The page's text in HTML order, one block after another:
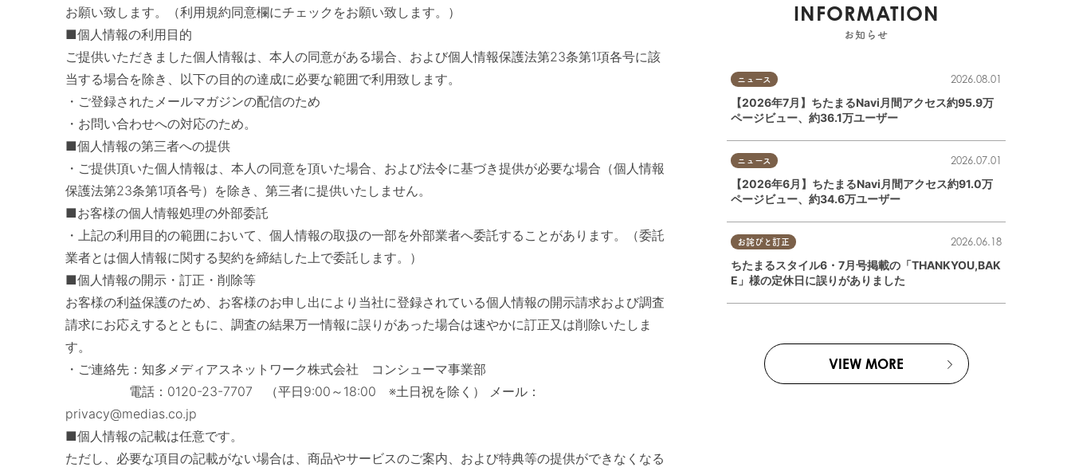
お願い致します。（利用規約同意欄にチェックをお願い致します。）
■個人情報の利用目的
ご提供いただきました個人情報は、本人の同意がある場合、および個人情報保護法第23条第1項各号に該
当する場合を除き、以下の目的の達成に必要な範囲で利用致します。
・ご登録されたメールマガジンの配信のため
・お問い合わせへの対応のため。
■個人情報の第三者への提供
・ご提供頂いた個人情報は、本人の同意を頂いた場合、および法令に基づき提供が必要な場合（個人情報
保護法第23条第1項各号）を除き、第三者に提供いたしません。
■お客様の個人情報処理の外部委託
・上記の利用目的の範囲において、個人情報の取扱の一部を外部業者へ委託することがあります。（委託
業者とは個人情報に関する契約を締結した上で委託します。）
■個人情報の開示・訂正・削除等
お客様の利益保護のため、お客様のお申し出により当社に登録されている個人情報の開示請求および調査
請求にお応えするとともに、調査の結果万一情報に誤りがあった場合は速やかに訂正又は削除いたしま
す。
・ご連絡先：知多メディアスネットワーク株式会社 コンシューマ事業部
電話：0120-23-7707 （平日9:00～18:00 ※土日祝を除く） メール：
privacy@medias.co.jp
■個人情報の記載は任意です。
ただし、必要な項目の記載がない場合は、商品やサービスのご案内、および特典等の提供ができなくなる
INFORMATION
お知らせ
ニュース 2026.08.01
【2026年7月】ちたまるNavi月間アクセス約95.9万
ページビュー、約36.1万ユーザー
ニュース 2026.07.01
【2026年6月】ちたまるNavi月間アクセス約91.0万
ページビュー、約34.6万ユーザー
お詫びと訂正 2026.06.18
ちたまるスタイル6・7月号掲載の「THANKYOU,BAK
E」様の定休日に誤りがありました
VIEW MORE